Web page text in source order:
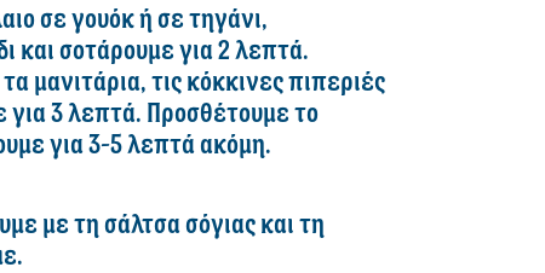
σε γουόκ ή σε τηγάνι,
και σοτάρουμε για 2 λεπτά.
μανιτάρια, τις κόκκινες πιπεριές
3 λεπτά. Προσθέτουμε το
για 3-5 λεπτά ακόμη.
με τη σάλτσα σόγιας και τη